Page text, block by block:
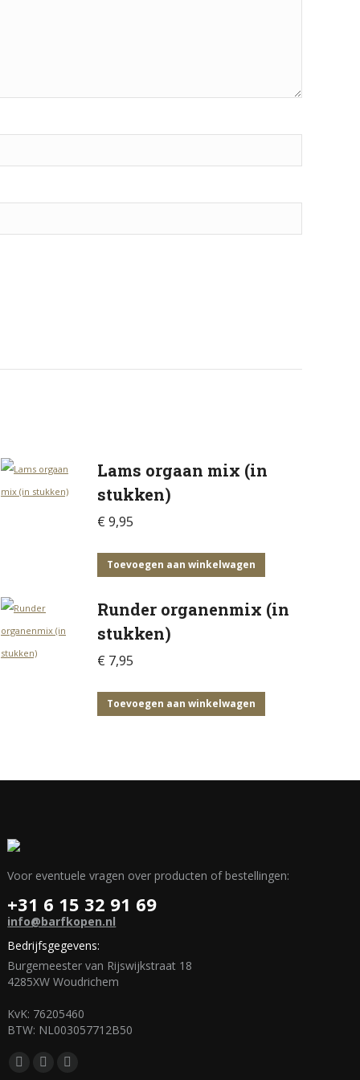
Lams orgaan mix (in
stukken)
€ 9,95
Toevoegen aan winkelwagen
Runder organenmix (in
stukken)
€ 7,95
Toevoegen aan winkelwagen
Voor eventuele vragen over producten of bestellingen:
+31 6 15 32 91 69
info@barfkopen.nl
Bedrijfsgegevens:
Burgemeester van Rijswijkstraat 18
4285XW Woudrichem
KvK: 76205460
BTW: NL003057712B50
Vind ons op:
Facebook
Mail WhatsApp